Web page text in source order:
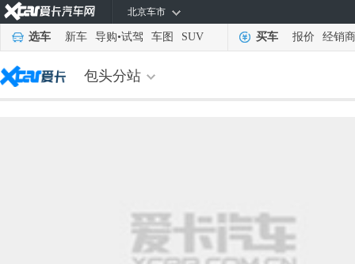
北京车市
选车 新车 导购•试驾 车图 SUV 买车 报价 经销商
包头分站